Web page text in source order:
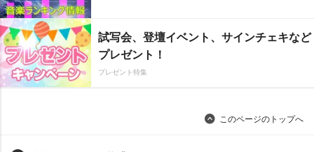
試写会、登壇イベント、サインチェキなど
プレゼント！
プレゼント特集
このページのトップへ